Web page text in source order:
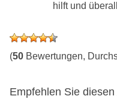
hilft und
(50 Bewertungen,
Empfehlen Sie